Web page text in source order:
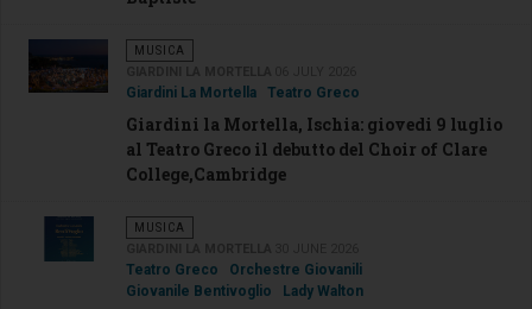
MUSICA
Giardini La Mortella Teatro Greco
Giardini la Mortella, Ischia: giovedi 9 luglio
al Teatro Greco il debutto del Choir of Clare
College,Cambridge
MUSICA
Teatro Greco
Orchestre Giovanili
Giovanile Bentivoglio
Lady Walton